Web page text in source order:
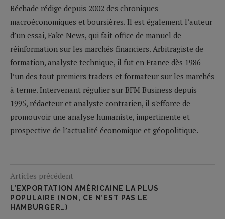
Béchade rédige depuis 2002 des chroniques
macroéconomiques et boursières. Il est également l’auteur
d’un essai, Fake News, qui fait office de manuel de
réinformation sur les marchés financiers. Arbitragiste de
formation, analyste technique, il fut en France dès 1986
l’un des tout premiers traders et formateur sur les marchés
à terme. Intervenant régulier sur BFM Business depuis
1995, rédacteur et analyste contrarien, il s'efforce de
promouvoir une analyse humaniste, impertinente et
prospective de l’actualité économique et géopolitique.
Articles précédent
L’EXPORTATION AMÉRICAINE LA PLUS
POPULAIRE (NON, CE N’EST PAS LE
HAMBURGER…)